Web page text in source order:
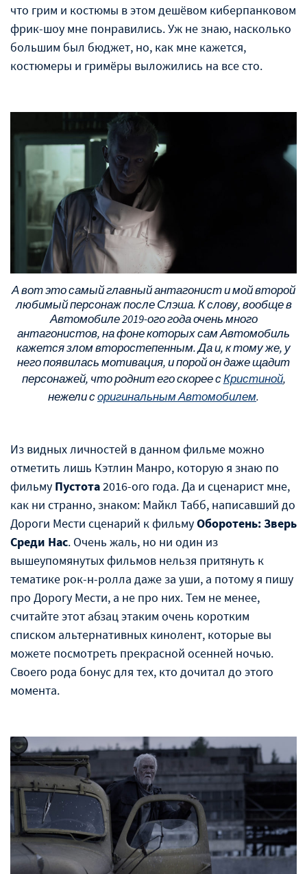
что грим и костюмы в этом дешёвом киберпанковом
фрик-шоу мне понравились. Уж не знаю, насколько
большим был бюджет, но, как мне кажется,
костюмеры и гримёры выложились на все сто.
А вот это самый главный антагонист и мой второй
любимый персонаж после Слэша. К слову, вообще в
Автомобиле 2019-ого года очень много
антагонистов, на фоне которых сам Автомобиль
кажется злом второстепенным. Да и, к тому же, у
него появилась мотивация, и порой он даже щадит
персонажей, что роднит его скорее сКристиной,
нежели соригинальным Автомобилем.
Из видных личностей в данном фильме можно
отметить лишь Кэтлин Манро, которую я знаю по
фильму Пустота2016-ого года. Да и сценарист мне,
как ни странно, знаком: Майкл Табб, написавший до
Дороги Мести сценарий к фильмуОборотень: Зверь
Среди Нас. Очень жаль, но ни один из
вышеупомянутых фильмов нельзя притянуть к
тематике рок-н-ролла даже за уши, а потому я пишу
про Дорогу Мести, а не про них. Тем не менее,
считайте этот абзац этаким очень коротким
списком альтернативных кинолент, которые вы
можете посмотреть прекрасной осенней ночью.
Своего рода бонус для тех, кто дочитал до этого
момента.